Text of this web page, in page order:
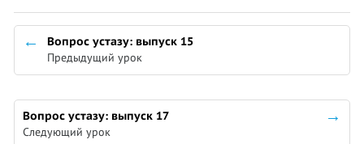
Вопрос устазу: выпуск 15
Предыдущий урок
Вопрос устазу: выпуск 17
Следующий урок